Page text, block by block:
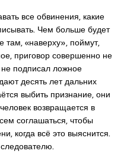
все обвинения, какие
Чем больше будет
там, «наверху», поймут,
приговор совершенно не
не подписал ложное
десять лет дальних
выбить признание, они
возвращается в
соглашаться, чтобы
когда всё это выяснится.